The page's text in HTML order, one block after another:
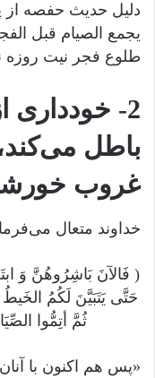
دلیل حدیث حفصه از
طلوع فجر نیت
2- خودداری
باطل
غروب
خداوند متعال
( فَالآنَ بَاشِرُوهُنَّ وَ
حَتَّی یَتَبَیَّنَ لَکُمُ
ثُمَّ أتِمُّوا
«پس هم اکنون با